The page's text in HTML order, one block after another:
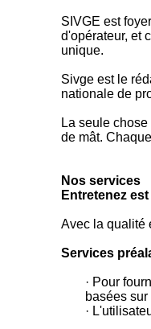
SIVGE est
d'opérateur, et
unique.
Sivge est le
nationale de
La seule
de mât.
Nos services
Entretenez
Avec la qualité
Services
· Pour
basées
·